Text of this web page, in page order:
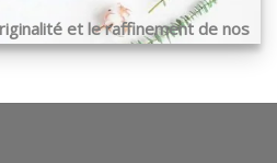
et le raffinement de nos
…